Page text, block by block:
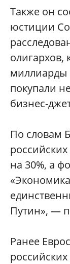
Также он
юстиции
олигархов,
миллиарды
покупали
бизнес-
По словам
на 30%, а
Путин», —
Ранее